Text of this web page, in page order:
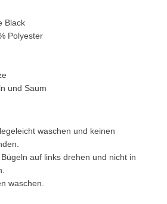
Black
Polyester
und Saum
waschen und keinen
auf links drehen und nicht in
waschen.